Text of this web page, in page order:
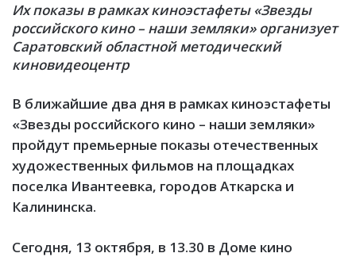
Их показы в рамках киноэстафеты «Звезды
российского кино – наши земляки» организует
Саратовский областной методический
киновидеоцентр
В ближайшие два дня в рамках киноэстафеты
«Звезды российского кино – наши земляки»
пройдут премьерные показы отечественных
художественных фильмов на площадках
поселка Ивантеевка, городов Аткарска и
Калининска.
Сегодня, 13 октября, в 13.30 в Доме кино